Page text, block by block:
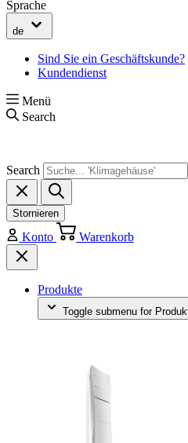
Sprache
de
Sind Sie ein Geschäftskunde?
Kundendienst
Menü
Search
Search
Stornieren
Konto Warenkorb
Produkte
Toggle submenu for